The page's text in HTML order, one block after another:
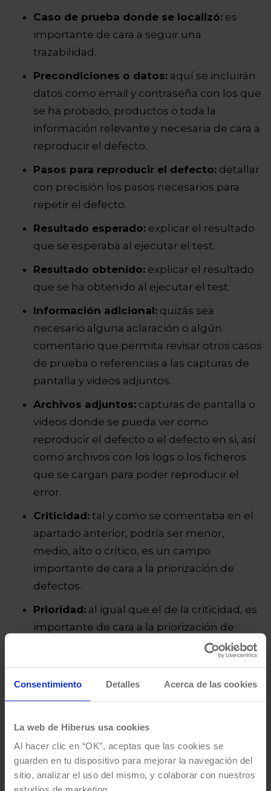
Consentimiento Detalles Acerca de las cookies
La web de Hiberus usa cookies
Al hacer clic en “OK”, aceptas que las cookies se
guarden en tu dispositivo para mejorar la navegación del
sitio, analizar el uso del mismo, y colaborar con nuestros
Caso de prueba donde se localizó: es
importante de cara a seguir una
trazabilidad.
Precondiciones o datos: aquí se incluirán
datos como email y contraseña con los que
se ha probado, productos o toda la
información relevante y necesaria de cara a
reproducir el defecto.
Pasos para reproducir el defecto: detallar
con precisión los pasos necesarios para
repetir el defecto.
Resultado esperado: explicar el resultado
que se esperaba al ejecutar el test.
Resultado obtenido: explicar el resultado
que se ha obtenido al ejecutar el test.
Información adicional: quizás sea
necesario alguna aclaración o algún
comentario que permita revisar otros casos
de prueba o referencias a las capturas de
pantalla y videos adjuntos.
Archivos adjuntos: capturas de pantalla o
videos donde se pueda ver como
reproducir el defecto o el defecto en si, así
como archivos con los logs o los ficheros
que se cargan para poder reproducir el
error.
Criticidad: tal y como se comentaba en el
apartado anterior, podría ser menor,
medio, alto o crítico, es un campo
importante de cara a la priorización de
defectos.
Prioridad: al igual que el de la criticidad, es
importante de cara a la priorización de
comentaba en el apartado de los estados
por los que puede pasar un defecto aquí,
Sprinten el que se va a resolver el bug.
Histórico de cambios.